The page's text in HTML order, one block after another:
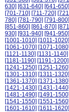
630] [631-640] [641-650]
[701-710] [711-720]
780] [781-790] [791-800]
[851-860] [861-870]
930] [931-940] [941-950]
[1001-1010] [1011-1020]
[1061-1070] [1071-1080]
[1121-1130] [1131-1140]
[1181-1190] [1191-1200]
[1241-1250] [1251-1260]
[1301-1310] [1311-1320]
[1361-1370] [1371-1380]
[1421-1430] [1431-1440]
[1481-1490] [1491-1500]
[1541-1550] [1551-1560]
[1601-1610] [1611-1620]